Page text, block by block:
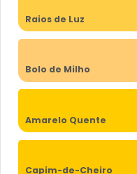
Raios de Luz
Bolo de Milho
Amarelo Quente
Capim-de-Cheiro